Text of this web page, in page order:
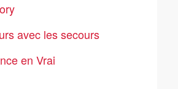
avec les secours
en Vrai